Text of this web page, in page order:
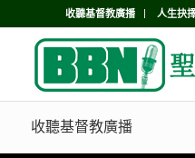
收聽基督教廣播 人生抉
收聽基督教廣播